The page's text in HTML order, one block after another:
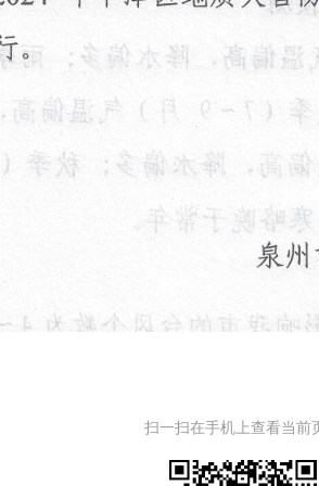
扫一扫在手机上查看当前